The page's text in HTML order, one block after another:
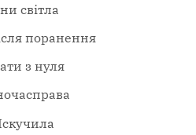
світла
поранення
з нуля